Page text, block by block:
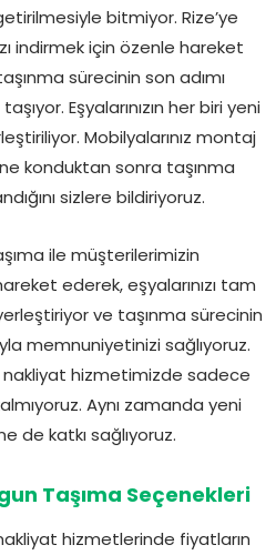
bitmiyor. Rize’ye
indirmek için özenle hareket
sürecinin son adımı
Eşyalarınızın her biri yeni
Mobilyalarınız montaj
konduktan sonra taşınma
sizlere bildiriyoruz.
ile müşterilerimizin
ederek, eşyalarınızı tam
ve taşınma sürecinin
memnuniyetinizi sağlıyoruz.
hizmetimizde sadece
Aynı zamanda yeni
de katkı sağlıyoruz.
Taşıma Seçenekleri
hizmetlerinde fiyatların